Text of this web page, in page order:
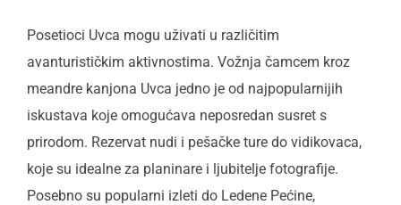
Posetioci Uvca mogu uživati u različitim
avanturističkim aktivnostima. Vožnja čamcem kroz
meandre kanjona Uvca jedno je od najpopularnijih
iskustava koje omogućava neposredan susret s
prirodom. Rezervat nudi i pešačke ture do vidikovaca,
koje su idealne za planinare i ljubitelje fotografije.
Posebno su popularni izleti do Ledene Pećine,